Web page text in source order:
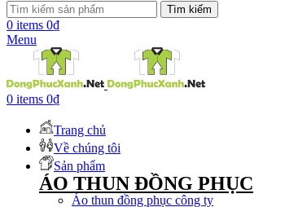
Tìm kiếm
0 items 0₫
Menu
0 items 0₫
Trang chủ
Về chúng tôi
Sản phẩm
ÁO THUN ĐỒNG PHỤC
Áo thun đồng phục công ty